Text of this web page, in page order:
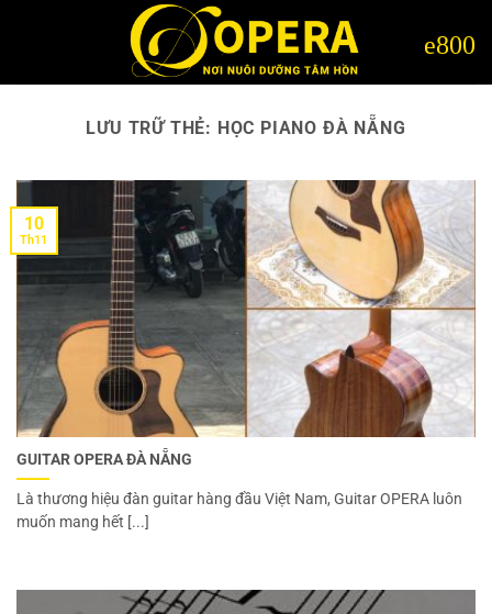
LƯU TRỮ THẺ: HỌC PIANO ĐÀ NẴNG
GUITAR OPERA ĐÀ NẴNG
Là thương hiệu đàn guitar hàng đầu Việt Nam, Guitar OPERA luôn
muốn mang hết [...]
10
Th11